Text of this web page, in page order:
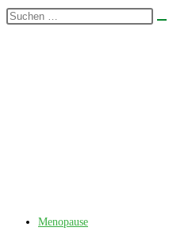
Zum
Diese
Menopause